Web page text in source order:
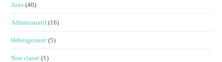
Actu (40)
Administratif (16)
Hébergement (5)
Non classé (1)